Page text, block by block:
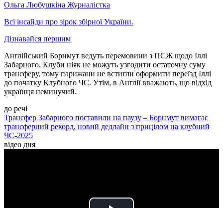
Ольга Любушкіна Журналістка
Всі інсайди про зірок збірної України.
Дізнавайся першим
Англійський Борнмут ведуть перемовини з ПСЖ щодо Іллі
Забарного. Клуби ніяк не можуть узгодити остаточну суму
трансферу, тому парижани не встигли оформити переїзд Іллі
до початку Клубного ЧС. Утім, в Англії вважають, що відхід
українця неминучий.
до речі
Трансфер Забарного поставили на паузу – Борнмут вимагає
трансферний рекорд, новий дедлайн з прицілом на клубний
ЧС-2025
відео дня